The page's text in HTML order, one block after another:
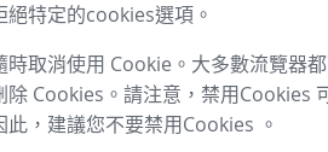
絕特定的cookies選項。
時取消使用 Cookie。大多數流覽器
除 Cookies。請注意，禁用Cookies
此，建議您不要禁用Cookies 。